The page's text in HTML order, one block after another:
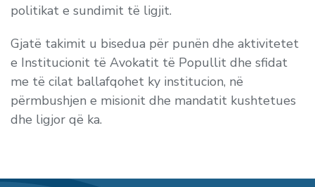
politikat e sundimit të ligjit.
Gjatë takimit u bisedua për punën dhe aktivitetet
e Institucionit të Avokatit të Popullit dhe sfidat
me të cilat ballafqohet ky institucion, në
përmbushjen e misionit dhe mandatit kushtetues
dhe ligjor që ka.